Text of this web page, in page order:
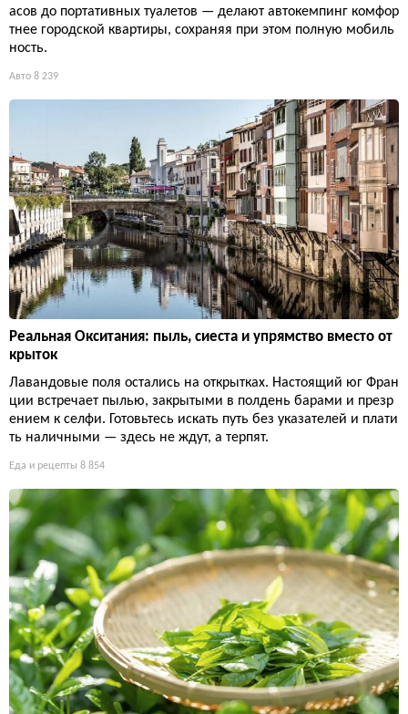
асов до портативных туалетов — делают автокемпинг комфор
тнее городской квартиры, сохраняя при этом полную мобиль
ность.
Авто 8 239
Реальная Окситания: пыль, сиеста и упрямство вместо от
крыток
Лавандовые поля остались на открытках. Настоящий юг Фран
ции встречает пылью, закрытыми в полдень барами и презр
ением к селфи. Готовьтесь искать путь без указателей и плати
ть наличными — здесь не ждут, а терпят.
Еда и рецепты 8 854